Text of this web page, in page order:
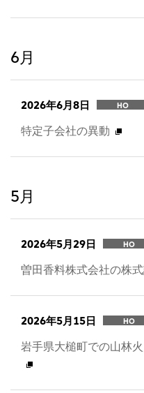
6月
2026年6月8日 HO
特定子会社の異動
5月
2026年5月29日 HO
曽田香料株式会社の株
2026年5月15日 HO
岩手県大槌町での山林